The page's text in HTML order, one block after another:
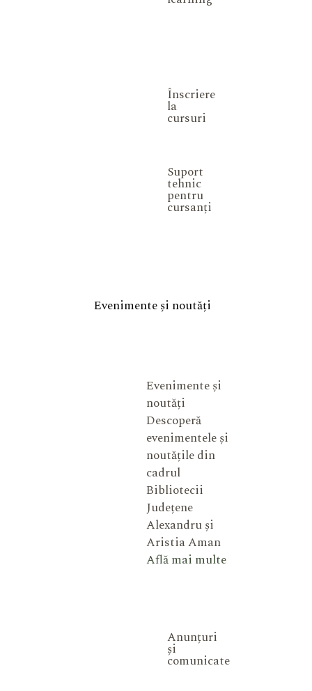
Înscriere
la
cursuri
Suport
tehnic
pentru
cursanți
Evenimente și noutăți
Evenimente și
noutăți
Descoperă
evenimentele și
noutățile din
cadrul
Bibliotecii
Județene
Alexandru și
Aristia Aman
Află mai multe
Anunțuri
și
comunicate